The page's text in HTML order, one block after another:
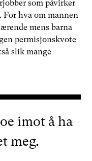
som påvirker
hva om mannen
mens barna
permisjonskvote
slik mange
imot å ha
meg.